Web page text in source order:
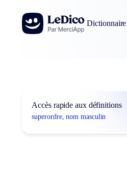
Aller au contenu
Dictionnaire
Accès rapide aux définitions
superordre, nom masculin